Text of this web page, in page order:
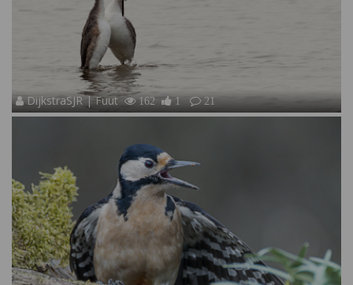
DijkstraSJR | Fuut 162 1 21